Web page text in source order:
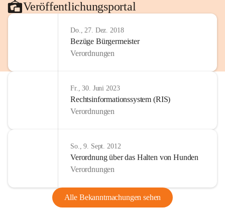
Veröffentlichungsportal
Do., 27. Dez. 2018
Bezüge Bürgermeister
Verordnungen
Fr., 30. Juni 2023
Rechtsinformationssystem (RIS)
Verordnungen
So., 9. Sept. 2012
Verordnung über das Halten von Hunden
Verordnungen
Alle Bekanntmachungen sehen